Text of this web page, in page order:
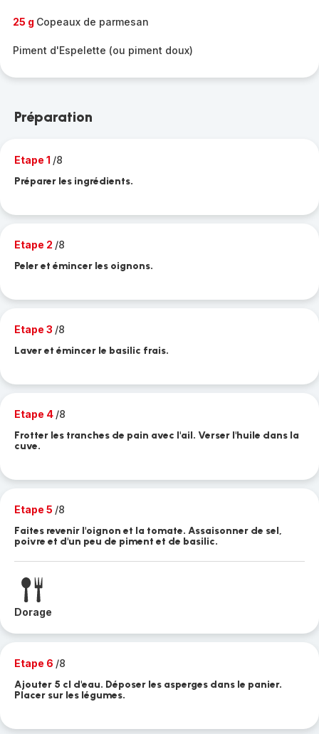
25 g Copeaux de parmesan
Piment d'Espelette (ou piment doux)
Préparation
Etape 1 /8
Préparer les ingrédients.
Etape 2 /8
Peler et émincer les oignons.
Etape 3 /8
Laver et émincer le basilic frais.
Etape 4 /8
Frotter les tranches de pain avec l'ail. Verser l'huile dans la
cuve.
Etape 5 /8
Faites revenir l'oignon et la tomate. Assaisonner de sel,
poivre et d'un peu de piment et de basilic.
Dorage
Etape 6 /8
Ajouter 5 cl d'eau. Déposer les asperges dans le panier.
Placer sur les légumes.